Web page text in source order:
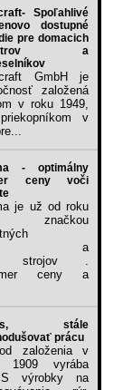
Spoľahlivé
dostupné
pre domacich
a
GmbH je
založená
v roku 1949,
v
- optimálny
ceny voči
je už od roku
značkou
a
strojov .
ceny a
stále
prácu
založenia v
1909 vyrába
výrobky na